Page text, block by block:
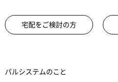
宅配をご検討の方
パルシステムのこと